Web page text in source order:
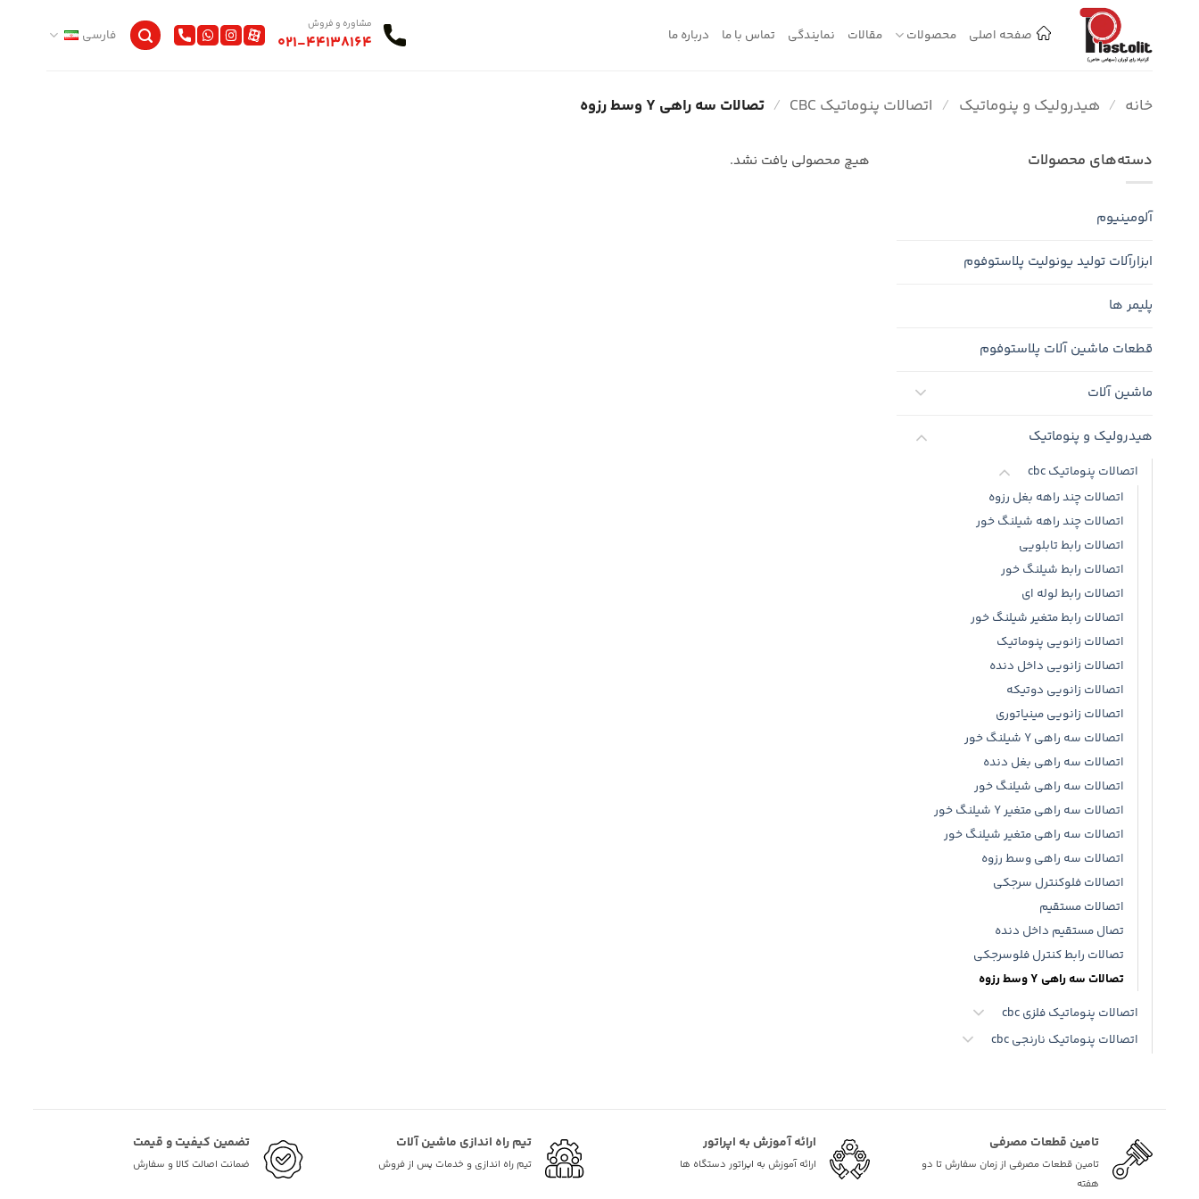
صفحه اصلی محصولات مقالات نمایندگی تماس با ما درباره ما
مشاوره و فروش
021-44138164 فارسی
خانه / هیدرولیک و پنوماتیک / اتصالات پنوماتیک CBC / تصالات سه راهی Y وسط رزوه
دسته‌های محصولات
آلومینیوم
ابزارآلات تولید یونولیت پلاستوفوم
پلیمر ها
قطعات ماشین آلات پلاستوفوم
ماشین آلات
هیدرولیک و پنوماتیک
اتصالات پنوماتیک cbc
اتصالات چند راهه بغل رزوه
اتصالات چند راهه شیلنگ خور
اتصالات رابط تابلویی
اتصالات رابط شیلنگ خور
اتصالات رابط لوله ای
اتصالات رابط متغیر شیلنگ خور
اتصالات زانویی پنوماتیک
اتصالات زانویی داخل دنده
اتصالات زانویی دوتیکه
اتصالات زانویی مینیاتوری
اتصالات سه راهی Y شیلنگ خور
اتصالات سه راهی بغل دنده
اتصالات سه راهی شیلنگ خور
اتصالات سه راهی متغیر Y شیلنگ خور
اتصالات سه راهی متغیر شیلنگ خور
اتصالات سه راهی وسط رزوه
اتصالات فلوکنترل سرجکی
اتصالات مستقیم
تصال مستقیم داخل دنده
تصالات رابط کنترل فلوسرجکی
تصالات سه راهی Y وسط رزوه
اتصالات پنوماتیک فلزی cbc
اتصالات پنوماتیک نارنجی cbc
هیچ محصولی یافت نشد.
تامین قطعات مصرفی
تامین قطعات مصرفی از زمان سفارش تا دو
هفته
ارائه آموزش به اپراتور
ارائه آموزش به اپراتور دستگاه ها
تیم راه اندازی ماشین آلات
تیم راه اندازی و خدمات پس از فروش
تضمین کیفیت و قیمت
ضمانت اصالت کالا و سفارش